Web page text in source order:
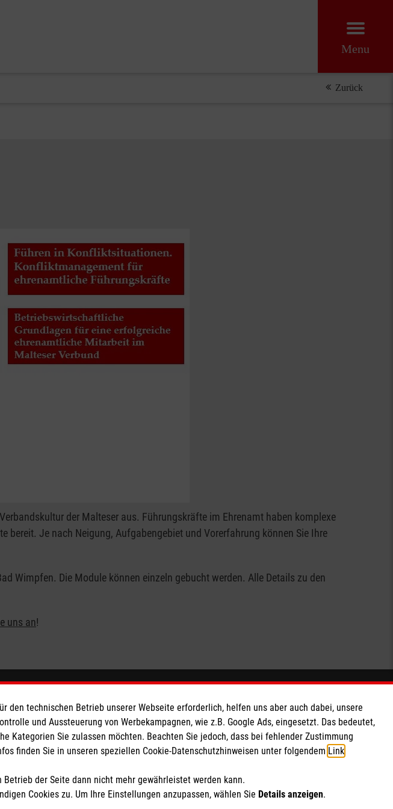
Menu
Zurück
der Malteser aus. Führungskräfte im Ehrenamt haben komplexe
Je nach Neigung, Aufgabengebiet und Vorerfahrung können Sie Ihre
Wimpfen. Die Module können einzeln gebucht werden. Alle Details zu den
uns an!
Malteser Campus
E-Werk
Kommende
Empfänger: Malteser Hilfsdienst e.V.
IBAN: DE103 7060 120 120 120 001 2
Soziale Netzwerke
den technischen Betrieb unserer Webseite erforderlich, helfen uns aber auch dabei, unsere
und Aussteuerung von Werbekampagnen, wie z.B. Google Ads, eingesetzt. Das bedeutet,
Kategorien Sie zulassen möchten. Beachten Sie jedoch, dass bei fehlender Zustimmung
finden Sie in unseren speziellen Cookie-Datenschutzhinweisen unter folgendem Link
der Seite dann nicht mehr gewährleistet werden kann.
Cookies zu. Um Ihre Einstellungen anzupassen, wählen Sie Details anzeigen.